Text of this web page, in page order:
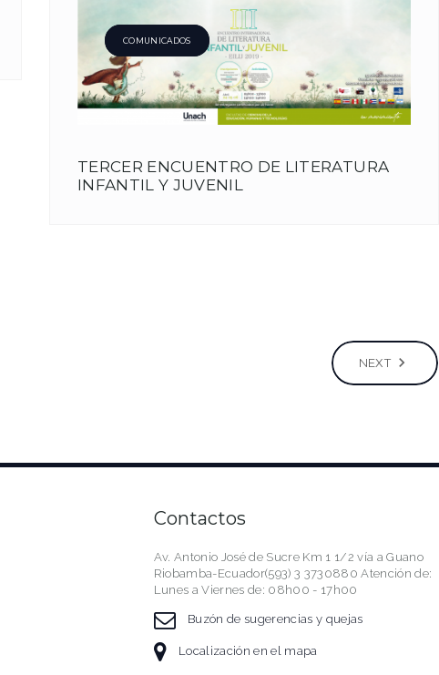
COMUNICADOS
TERCER ENCUENTRO DE LITERATURA
INFANTIL Y JUVENIL
NEXT
Contactos
Av. Antonio José de Sucre Km 1 1/2 vía a Guano
Riobamba-Ecuador(593) 3 3730880 Atención de:
Lunes a Viernes de: 08h00 - 17h00
Buzón de sugerencias y quejas
Localización en el mapa